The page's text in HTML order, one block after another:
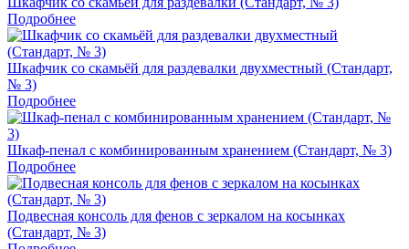
Подробнее
Шкафчик со скамьёй для раздевалки двухместный (Стандарт,
№ 3)
Подробнее
Шкаф-пенал с комбинированным хранением (Стандарт, № 3)
Подробнее
Подвесная консоль для фенов с зеркалом на косынках
(Стандарт, № 3)